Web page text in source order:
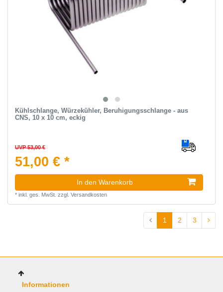
Kühlschlange, Würzekühler, Beruhigungsschlange - aus
CNS, 10 x 10 cm, eckig
UVP 53,00 €
51,00 € *
In den Warenkorb
* inkl. ges. MwSt. zzgl. Versandkosten
1 2 3
Informationen